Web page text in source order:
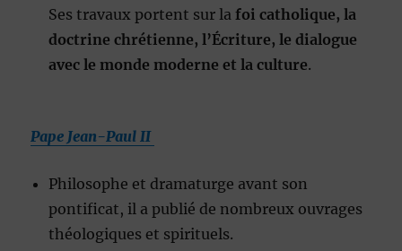
Ses travaux portent sur lafoi catholique, la
doctrine chrétienne, l’Écriture, le dialogue
avec le monde moderne et la culture.
Pape Jean-Paul II
Philosophe et dramaturge avant son
pontificat, il a publié de nombreux ouvrages
théologiques et spirituels.